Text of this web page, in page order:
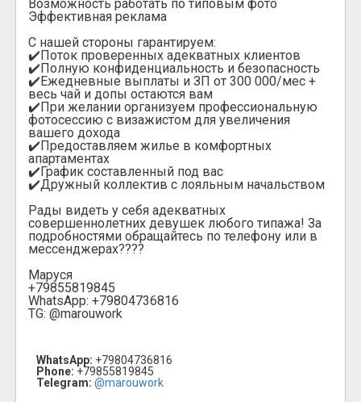
Возможность работать по типовым фото
Эффективная реклама
С нашей стороны гарантируем:
✔️Поток проверенных адекватных клиентов
✔️Полную конфиденциальность и безопасность
✔️Ежедневные выплаты и ЗП от 300 000/мес +
весь чай и допы остаются вам
✔️При желании организуем профессиональную
фотосессию с визажистом для увеличения
вашего дохода
✔️Предоставляем жилье в комфортных
апартаментах
✔️График составленный под вас
✔️Дружный коллектив с лояльным начальством
Рады видеть у себя адекватных
совершеннолетних девушек любого типажа! За
подробностями обращайтесь по телефону или в
мессенджерах????
Маруся
+79855819845
WhatsApp: +79804736816
TG: @marouwork
WhatsApp: +79804736816
Phone: +79855819845
Telegram: @marouwork